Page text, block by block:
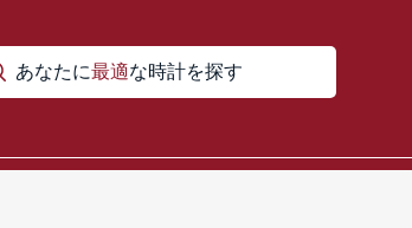
あなたに最適な時計を探す